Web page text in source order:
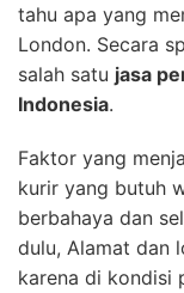
tahu apa yang
London. Secara
salah satu jasa
Indonesia.
Faktor yang
kurir yang butuh
berbahaya dan
dulu, Alamat dan
karena di kondisi